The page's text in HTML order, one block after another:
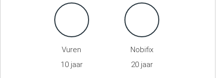
Vuren
10 jaar
Nobifix
20 jaar